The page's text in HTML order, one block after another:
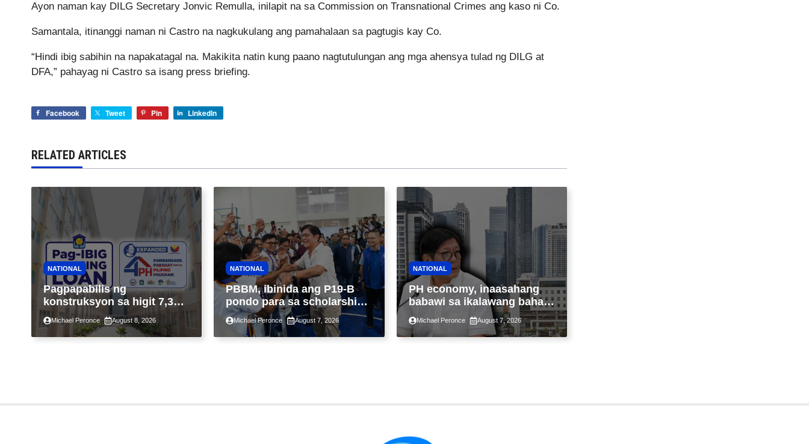
Ayon naman kay DILG Secretary Jonvic Remulla, inilapit na sa Commission on Transnational Crimes ang kaso ni Co.
Samantala, itinanggi naman ni Castro na nagkukulang ang pamahalaan sa pagtugis kay Co.
“Hindi ibig sabihin na napakatagal na. Makikita natin kung paano nagtutulungan ang mga ahensya tulad ng DILG at
DFA,” pahayag ni Castro sa isang press briefing.
Facebook Tweet Pin LinkedIn
RELATED ARTICLES
NATIONAL
Pagpapabilis ng
konstruksyon sa higit 7,300
kabahayan sa ilalim ng
Expanded 4PH, posible na
sa pagtutulungan ng Pag-
Michael Peronce August 8, 2026
NATIONAL
PBBM, ibinida ang P19-B
pondo para sa scholarship
ngayong taon, pinakamalaki
sa kasaysayan ng TESDA
Michael Peronce August 7, 2026
NATIONAL
PH economy, inaasahang
babawi sa ikalawang bahagi
ng taon kasunod ng 2.3%
GDP dulot ng Middle East
war, pagkaantala ng public
Michael Peronce August 7, 2026